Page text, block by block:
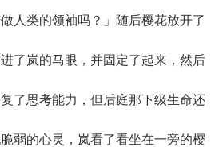
类的领袖吗？」随后樱花放开了
了岚的马眼，并固定了起来，然后
了思考能力，但后庭那下级生命还
弱的心灵，岚看了看坐在一旁的樱